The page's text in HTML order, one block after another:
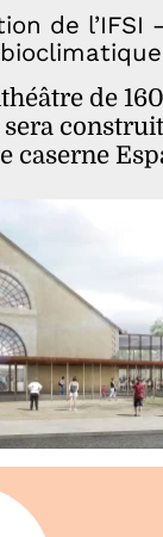
de l’IFSI
de
caserne